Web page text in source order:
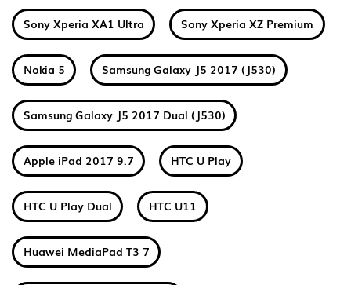
Sony Xperia XA1 Ultra Sony Xperia XZ Premium
Nokia 5 Samsung Galaxy J5 2017 (J530)
Samsung Galaxy J5 2017 Dual (J530)
Apple iPad 2017 9.7 HTC U Play
HTC U Play Dual HTC U11
Huawei MediaPad T3 7